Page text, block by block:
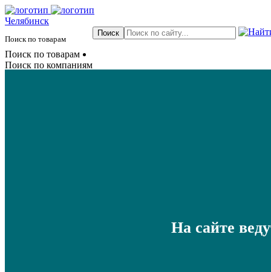
Челябинск
Поиск по товарам
Поиск по товарам
Поиск по компаниям
На сайте